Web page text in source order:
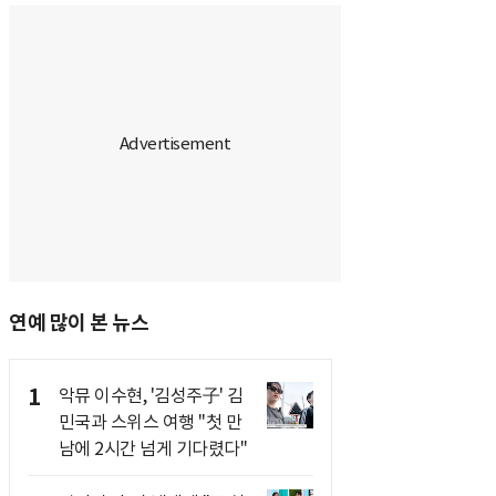
연예 많이 본 뉴스
1
악뮤 이수현, '김성주子' 김
민국과 스위스 여행 "첫 만
남에 2시간 넘게 기다렸다"